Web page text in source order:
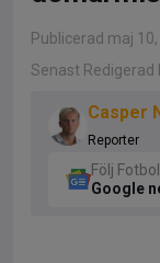
Publicerad maj
Senast Redigerad
Casper
Reporter
Följ
Google